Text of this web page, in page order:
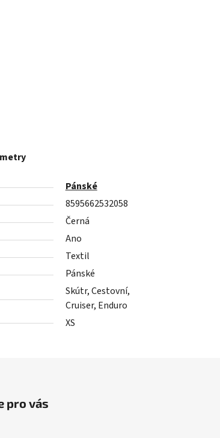
Pánské
8595662532058
Černá
Ano
Textil
Pánské
Skútr, Cestovní,
Cruiser, Enduro
XS
pro vás